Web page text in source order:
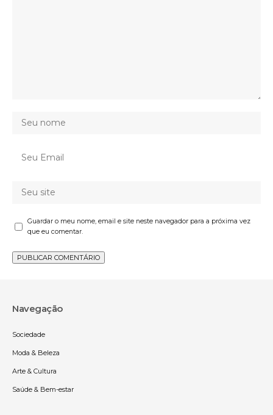
Guardar o meu nome, email e site neste navegador para a próxima vez
que eu comentar.
Navegação
Sociedade
Moda & Beleza
Arte & Cultura
Saúde & Bem-estar